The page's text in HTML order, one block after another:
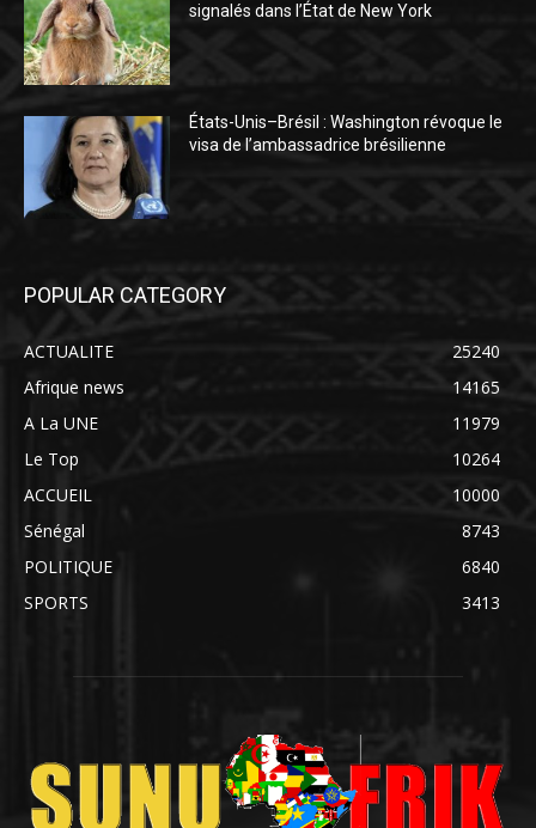
signalés dans l’État de New York
États-Unis–Brésil : Washington révoque le
visa de l’ambassadrice brésilienne
POPULAR CATEGORY
ACTUALITE
25240
Afrique news
14165
A La UNE
11979
Le Top
10264
ACCUEIL
10000
Sénégal
8743
POLITIQUE
6840
SPORTS
3413